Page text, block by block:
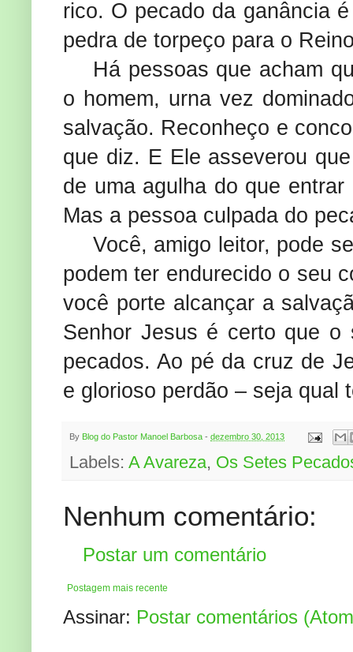
rico. O pecado da ganância
pedra de torpeço para o
Há pessoas que acham
o homem, urna vez
salvação. Reconheço e
que diz. E Ele asseverou
de uma agulha do que
Mas a pessoa culpada do
Você, amigo leitor, pode
podem ter endurecido o seu
você porte alcançar a
Senhor Jesus é certo que
pecados. Ao pé da cruz de
e glorioso perdão – seja qual
By Blog do Pastor Manoel Barbosa - dezembro 30, 2013
Labels: A Avareza, Os Setes
Nenhum comentário:
Postar um comentário
Postagem mais recente
Assinar: Postar comentários